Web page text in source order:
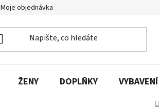
Moje objednávka
ŽENY DOPLŇKY VYBAVENÍ